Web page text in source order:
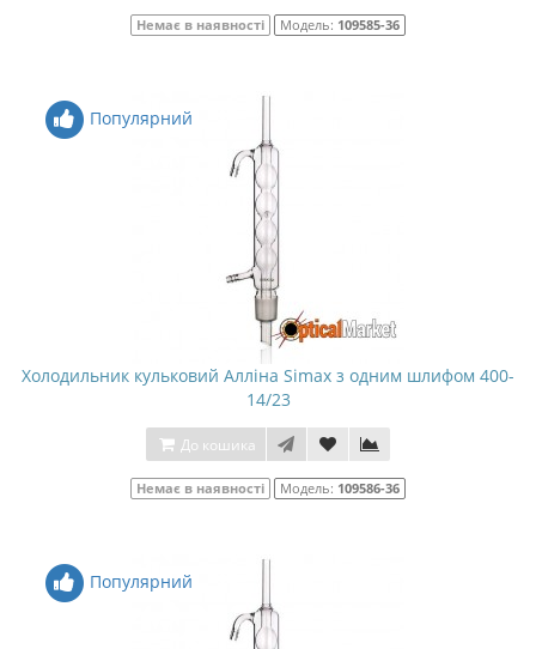
Немає в наявності Модель: 109585-36
Популярний
Холодильник кульковий Алліна Simax з одним шлифом 400-
14/23
До кошика
Немає в наявності Модель: 109586-36
Популярний